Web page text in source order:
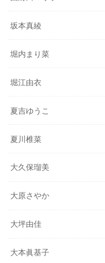
坂本真綾
堀内まり菜
堀江由衣
夏吉ゆうこ
夏川椎菜
大久保瑠美
大原さやか
大坪由佳
大本眞基子